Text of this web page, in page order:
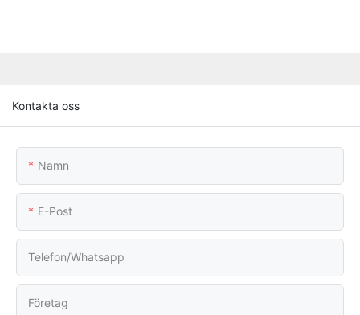
Kontakta oss
Namn
E-Post
Telefon/whatsapp
Företag